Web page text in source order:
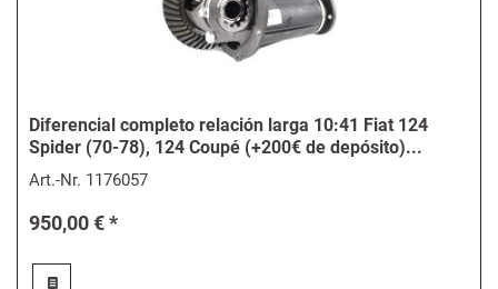
Diferencial completo relación larga 10:41 Fiat 124
Spider (70-78), 124 Coupé (+200€ de depósito)...
Art.-Nr. 1176057
950,00 € *